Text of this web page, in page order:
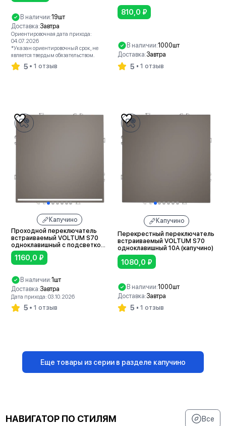
В наличии:19шт
Доставка:Завтра
Ориентировочная дата прихода:
04.07.2026
*Указан ориентировочный срок, не
является твердым обязательством.
5 1 отзыв
810,0 ₽
В наличии:1000шт
Доставка:Завтра
5 1 отзыв
Капучино
Проходной переключатель
встраиваемый VOLTUM S70
одноклавишный с подсветкой
10А (капучино)
1160,0 ₽
В наличии:1шт
Доставка:Завтра
Дата прихода: 03.10.2026
5 1 отзыв
Капучино
Перекрестный переключатель
встраиваемый VOLTUM S70
одноклавишный 10А (капучино)
1080,0 ₽
В наличии:1000шт
Доставка:Завтра
5 1 отзыв
Еще товары из серии в разделе капучино
НАВИГАТОР ПО СТИЛЯМ Все